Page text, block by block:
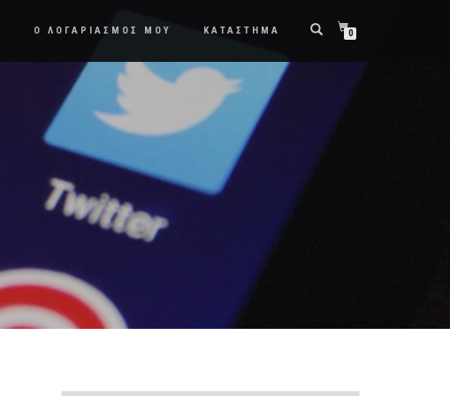
Ο ΛΟΓΑΡΙΑΣΜΟΣ ΜΟΥ ΚΑΤΑΣΤΗΜΑ 0